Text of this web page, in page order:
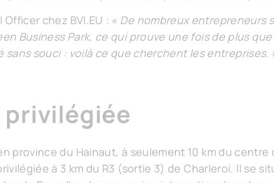
chez BVI.EU : « De nombreux entrepreneurs
Business Park, ce qui prouve une fois de plus
sans souci : voilà ce que cherchent les entreprises.
province du Hainaut, à seulement 10 km du centre
à 3 km du R3 (sortie 3) de Charleroi. Il se